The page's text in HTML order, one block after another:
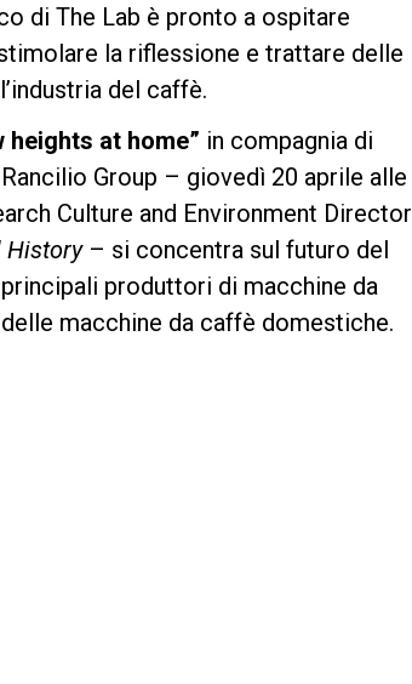
di The Lab è pronto a ospitare
la riflessione e trattare delle
del caffè.
heights at home” in compagnia di
Group – giovedì 20 aprile alle
Culture and Environment Director
History– si concentra sul futuro del
produttori di macchine da
macchine da caffè domestiche.